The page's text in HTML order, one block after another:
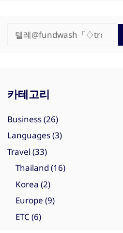
색:
카테고리
Business(26)
Languages(3)
Travel (33)
Thailand (16)
Korea (2)
Europe (9)
ETC (6)